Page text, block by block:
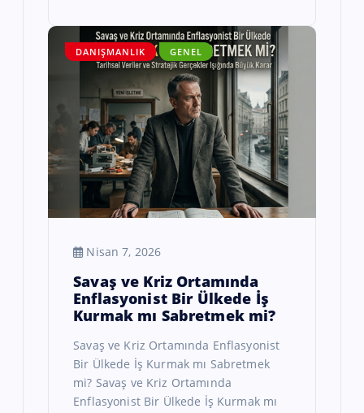
DANIŞMANLIK GENEL
Nisan 7, 2026
Savaş ve Kriz Ortamında
Enflasyonist Bir Ülkede İş
Kurmak mı Sabretmek mi?
Savaş ve Kriz Ortamında Enflasyonist
Bir Ülkede İş Kurmak mı Sabretmek
mi? Savaş ve Kriz Ortamında
Enflasyonist Bir Ülkede İş Kurmak mı